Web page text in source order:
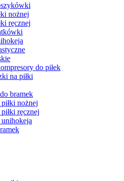
nożnej
ręcznej
do piłek
na piłki
bramek
nożnej
ręcznej